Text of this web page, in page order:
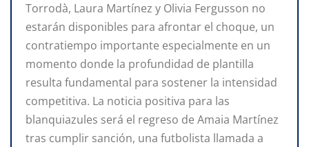
Torrodà, Laura Martínez y Olivia Fergusson no
estarán disponibles para afrontar el choque, un
contratiempo importante especialmente en un
momento donde la profundidad de plantilla
resulta fundamental para sostener la intensidad
competitiva. La noticia positiva para las
blanquiazules será el regreso de Amaia Martínez
tras cumplir sanción, una futbolista llamada a